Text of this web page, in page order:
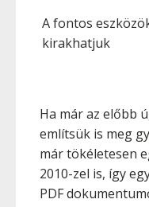
A fontos
kirakhatjuk
Ha már az előbb
említsük is meg
már tökéletesen
2010-zel is, így
PDF